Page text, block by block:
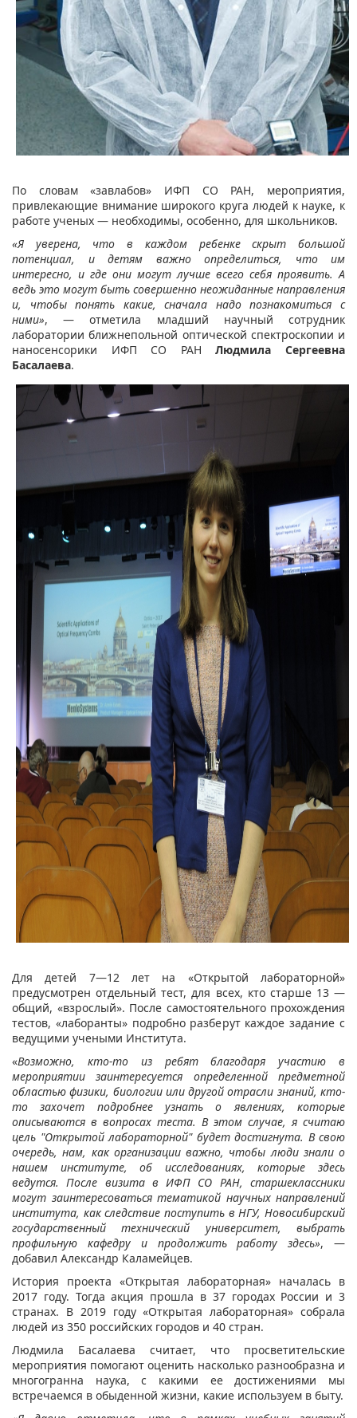
По словам «завлабов» ИФП СО РАН, мероприятия,
привлекающие внимание широкого круга людей к науке, к
работе ученых — необходимы, особенно, для школьников.
«Я уверена, что в каждом ребенке скрыт большой
потенциал,
и детям важно определиться, что им
интересно, и где они могут лучше всего себя проявить. А
ведь это могут быть совершенно неожиданные направления
и, чтобы понять какие, сначала надо познакомиться с
ними», — отметила младший научный сотрудник
лаборатории ближнепольной оптической спектроскопии и
наносенсорики ИФП СО РАНЛюдмила Сергеевна
Басалаева.
Для детей 7—12 лет на «Открытой лабораторной»
предусмотрен отдельный тест, для всех, кто старше 13 —
общий, «взрослый». После самостоятельного прохождения
тестов, «лаборанты» подробно разберут каждое задание с
ведущими учеными Института.
«Возможно, кто-то из ребят благодаря участию в
мероприятии заинтересуется определенной предметной
областью физики, биологии или другой отрасли знаний, кто-
то захочет подробнее узнать о явлениях, которые
описываются в вопросах теста. В этом случае, я считаю
цель "Открытой лабораторной" будет достигнута. В свою
очередь, нам, как организации важно, чтобы люди знали о
нашем институте, об исследованиях, которые здесь
ведутся. После визита в ИФП СО РАН, старшеклассники
могут заинтересоваться тематикой научных направлений
института, как следствие поступить в НГУ, Новосибирский
государственный технический университет,
выбрать
профильную кафедру и продолжить работу здесь», —
добавил Александр Каламейцев.
История проекта «Открытая лабораторная» началась в
2017 году. Тогда акция прошла в 37 городах России и 3
странах. В 2019 году «Открытая лабораторная» собрала
людей из 350 российских городов и 40 стран.
Людмила Басалаева считает, что просветительские
мероприятия помогают оценить насколько разнообразна и
многогранна наука, с какими ее достижениями мы
встречаемся в обыденной жизни, какие используем в быту.